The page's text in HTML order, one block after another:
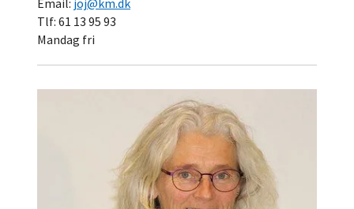
Tlf: 61 13 95 93
Mandag fri